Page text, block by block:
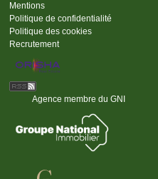
Mentions
Politique de confidentialité
Politique des cookies
Recrutement
Agence membre du GNI